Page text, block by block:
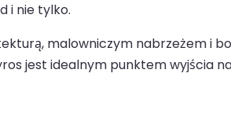
i nie tylko.
malowniczym nabrzeżem i
jest idealnym punktem wyjścia